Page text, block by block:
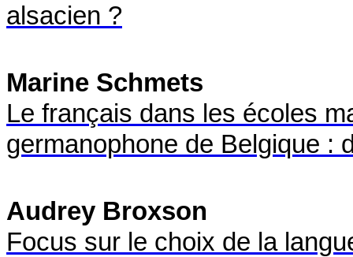
alsacien ?
Marine Schmets
Le français dans les écoles
germanophone de Belgique :
Audrey Broxson
Focus sur le choix de la